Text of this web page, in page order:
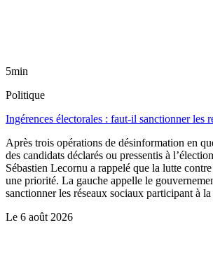
5min
Politique
Ingérences électorales : faut-il sanctionner les
Après trois opérations de désinformation en
des candidats déclarés ou pressentis à
Sébastien Lecornu a rappelé que la lutte
une priorité. La gauche appelle le
sanctionner les réseaux sociaux participant à
Le 6 août 2026